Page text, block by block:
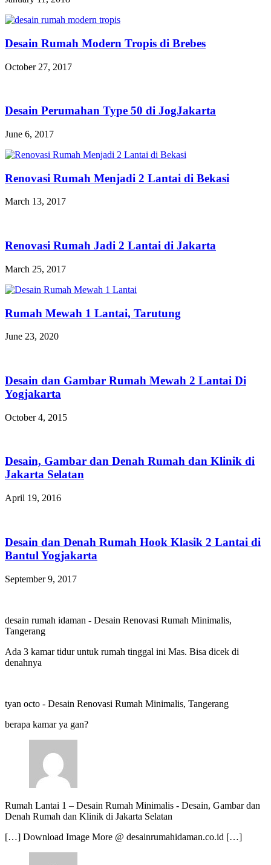
Desain Rumah Modern Tropis di Brebes
October 27, 2017
Desain Perumahan Type 50 di JogJakarta
June 6, 2017
Renovasi Rumah Menjadi 2 Lantai di Bekasi
March 13, 2017
Renovasi Rumah Jadi 2 Lantai di Jakarta
March 25, 2017
Rumah Mewah 1 Lantai, Tarutung
June 23, 2020
Desain dan Gambar Rumah Mewah 2 Lantai Di
Yogjakarta
October 4, 2015
Desain, Gambar dan Denah Rumah dan Klinik di
Jakarta Selatan
April 19, 2016
Desain dan Denah Rumah Hook Klasik 2 Lantai di
Bantul Yogjakarta
September 9, 2017
desain rumah idaman - Desain Renovasi Rumah Minimalis,
Tangerang
Ada 3 kamar tidur untuk rumah tinggal ini Mas. Bisa dicek di
denahnya
tyan octo - Desain Renovasi Rumah Minimalis, Tangerang
berapa kamar ya gan?
Rumah Lantai 1 – Desain Rumah Minimalis - Desain, Gambar dan
Denah Rumah dan Klinik di Jakarta Selatan
[…] Download Image More @ desainrumahidaman.co.id […]